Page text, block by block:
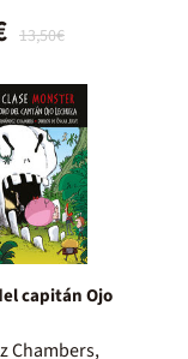
13,50€
capitán Ojo
Chambers,